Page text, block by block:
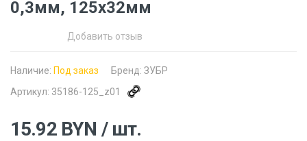
0,3мм, 125х32мм
Добавить отзыв
Наличие: Под заказ Бренд: ЗУБР
Артикул: 35186-125_z01
15.92 BYN / шт.